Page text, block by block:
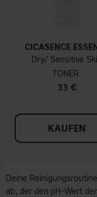
CICASENCE
Dry/ Sensitive
TONER
33 €
KAUFEN
Deine
ab, der den pH-Wert